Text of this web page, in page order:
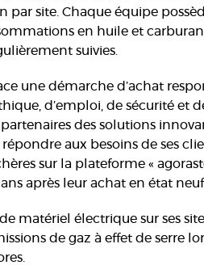
par site. Chaque équipe
en huile et
suivies.
une démarche d’achat
d’emploi, de sécurité et
des solutions
aux besoins de ses
sur la plateforme «
après leur achat en état
de matériel électrique sur ses
de gaz à effet de serre